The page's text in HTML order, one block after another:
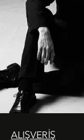
ALIŞVERİŞ